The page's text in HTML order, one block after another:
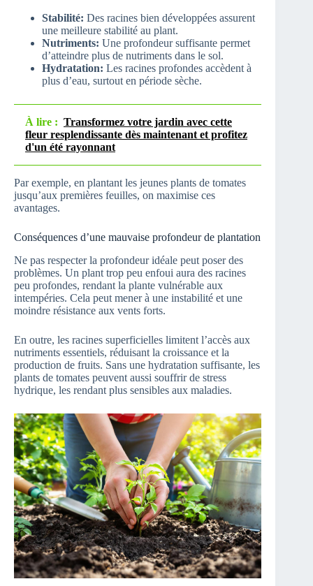
Stabilité: Des racines bien développées assurent
une meilleure stabilité au plant.
Nutriments: Une profondeur suffisante permet
d’atteindre plus de nutriments dans le sol.
Hydratation: Les racines profondes accèdent à
plus d’eau, surtout en période sèche.
À lire : Transformez votre jardin avec cette
fleur resplendissante dès maintenant et profitez
d'un été rayonnant
Par exemple, en plantant les jeunes plants de tomates
jusqu’aux premières feuilles, on maximise ces
avantages.
Conséquences d’une mauvaise profondeur de plantation
Ne pas respecter la profondeur idéale peut poser des
problèmes. Un plant trop peu enfoui aura des racines
peu profondes, rendant la plante vulnérable aux
intempéries. Cela peut mener à une instabilité et une
moindre résistance aux vents forts.
En outre, les racines superficielles limitent l’accès aux
nutriments essentiels, réduisant la croissance et la
production de fruits. Sans une hydratation suffisante, les
plants de tomates peuvent aussi souffrir de stress
hydrique, les rendant plus sensibles aux maladies.